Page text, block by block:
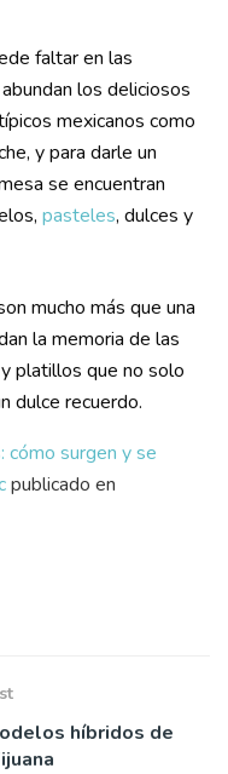
faltar en las
los deliciosos
mexicanos como
y para darle un
se encuentran
pasteles, dulces y
mucho más que una
la memoria de las
platillos que no solo
dulce recuerdo.
cómo surgen y se
publicado en
híbridos de